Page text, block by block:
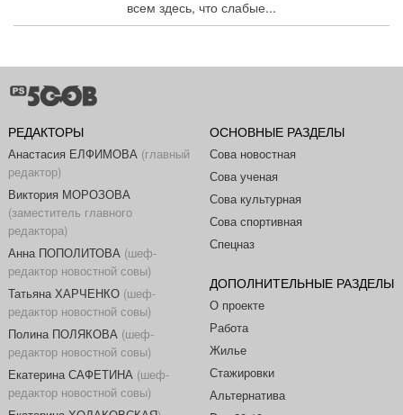
всем здесь, что слабые...
РЕДАКТОРЫ
Анастасия ЕЛФИМОВА (главный
редактор)
Виктория МОРОЗОВА
(заместитель главного
редактора)
Анна ПОПОЛИТОВА (шеф-
редактор новостной совы)
Татьяна ХАРЧЕНКО(шеф-
редактор новостной совы)
Полина ПОЛЯКОВА (шеф-
редактор новостной совы)
Екатерина САФЕТИНА (шеф-
редактор новостной совы)
ОСНОВНЫЕ РАЗДЕЛЫ
Сова новостная
Сова ученая
Сова культурная
Сова спортивная
Спецназ
ДОПОЛНИТЕЛЬНЫЕ РАЗДЕЛЫ
О проекте
Работа
Жилье
Стажировки
Альтернатива